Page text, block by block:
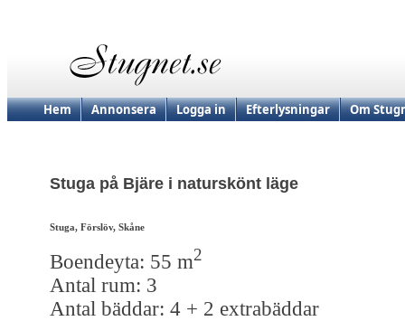
Hem Annonsera Logga in Efterlysningar Om
Stuga på Bjäre i naturskönt läge
Stuga, Förslöv, Skåne
Boendeyta: 55 m2
Antal rum: 3
Antal bäddar: 4 + 2 extrabäddar